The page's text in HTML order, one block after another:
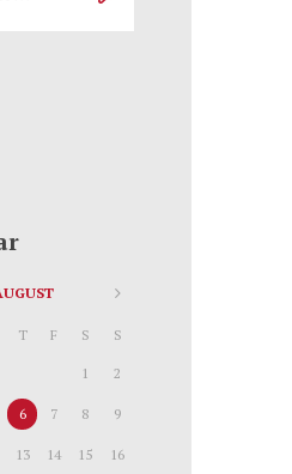
T F S S
1 2
6 7 8 9
13 14 15 16